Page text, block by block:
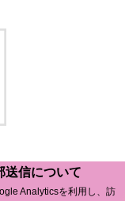
送信について
Analyticsを利用し、訪